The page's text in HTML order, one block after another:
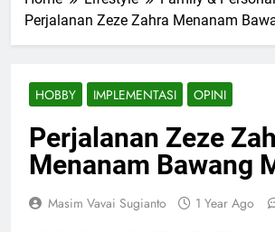
Perjalanan Zeze Zahra Menanam
HOBBY IMPLEMENTASI OPINI
Perjalanan Zeze
Menanam Bawang
Masim Vavai Sugianto 1 Year Ago